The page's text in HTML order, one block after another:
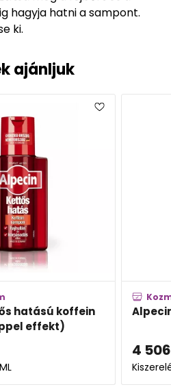
hagyja hatni a sampont.
ki.
ajánljuk
hatású koffein
effekt)
4 506